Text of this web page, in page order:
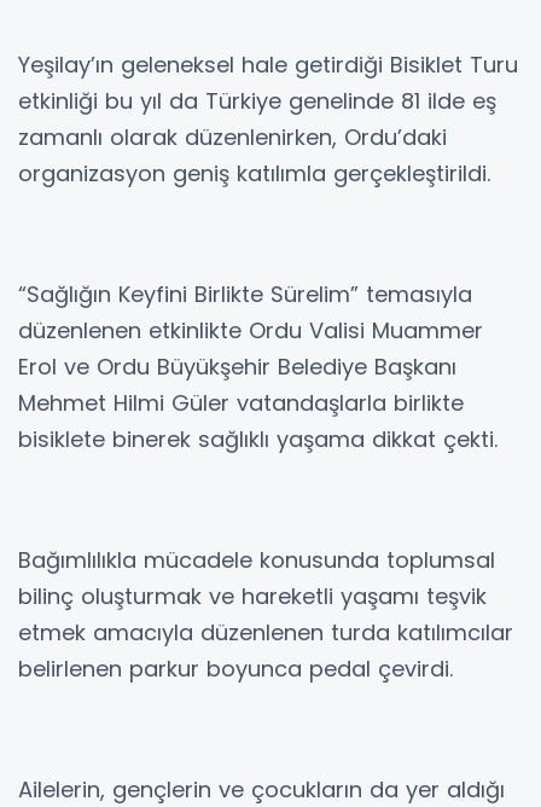
Yeşilay’ın geleneksel hale getirdiği Bisiklet Turu
etkinliği bu yıl da Türkiye genelinde 81 ilde eş
zamanlı olarak düzenlenirken, Ordu’daki
organizasyon geniş katılımla gerçekleştirildi.
“Sağlığın Keyfini Birlikte Sürelim” temasıyla
düzenlenen etkinlikte Ordu Valisi Muammer
Erol ve Ordu Büyükşehir Belediye Başkanı
Mehmet Hilmi Güler vatandaşlarla birlikte
bisiklete binerek sağlıklı yaşama dikkat çekti.
Bağımlılıkla mücadele konusunda toplumsal
bilinç oluşturmak ve hareketli yaşamı teşvik
etmek amacıyla düzenlenen turda katılımcılar
belirlenen parkur boyunca pedal çevirdi.
Ailelerin, gençlerin ve çocukların da yer aldığı